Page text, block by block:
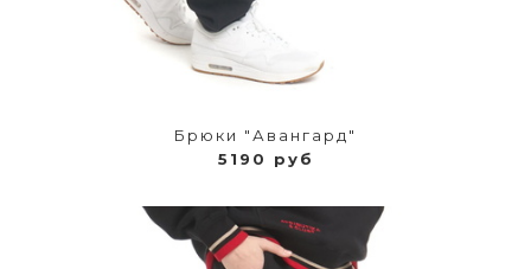
Брюки "Авангард"
5190 руб